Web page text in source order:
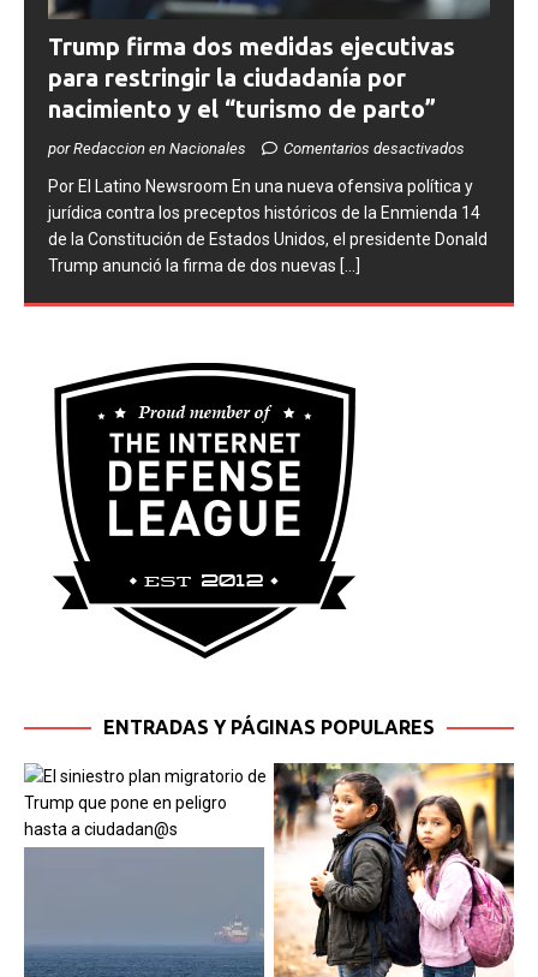
Trump firma dos medidas ejecutivas
para restringir la ciudadanía por
nacimiento y el “turismo de parto”
por Redaccion en Nacionales Comentarios desactivados
​Por El Latino Newsroom ​En una nueva ofensiva política y
jurídica contra los preceptos históricos de la Enmienda 14
de la Constitución de Estados Unidos, el presidente Donald
Trump anunció la firma de dos nuevas [...]
ENTRADAS Y PÁGINAS POPULARES